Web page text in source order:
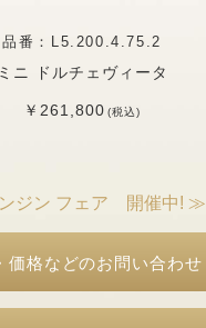
品番：L5.200.4.75.2
ミニ ドルチェヴィータ
￥261,800(税込)
ジン フェア 開催中! ≫
価格などのお問い合わせ